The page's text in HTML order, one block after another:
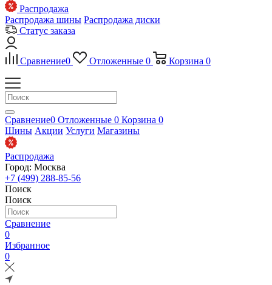
Распродажа
Распродажа шины Распродажа диски
Статус заказа
Сравнение0 Отложенные 0 Корзина 0
Сравнение0 Отложенные 0 Корзина 0
Шины Акции Услуги Магазины
Распродажа
Город: Москва
+7 (499) 288-85-56
Поиск
Поиск
Сравнение
0
Избранное
0